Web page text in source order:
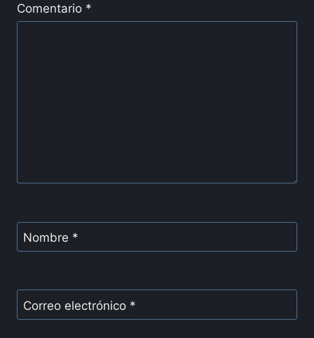
Comentario *
Nombre *
Correo electrónico *